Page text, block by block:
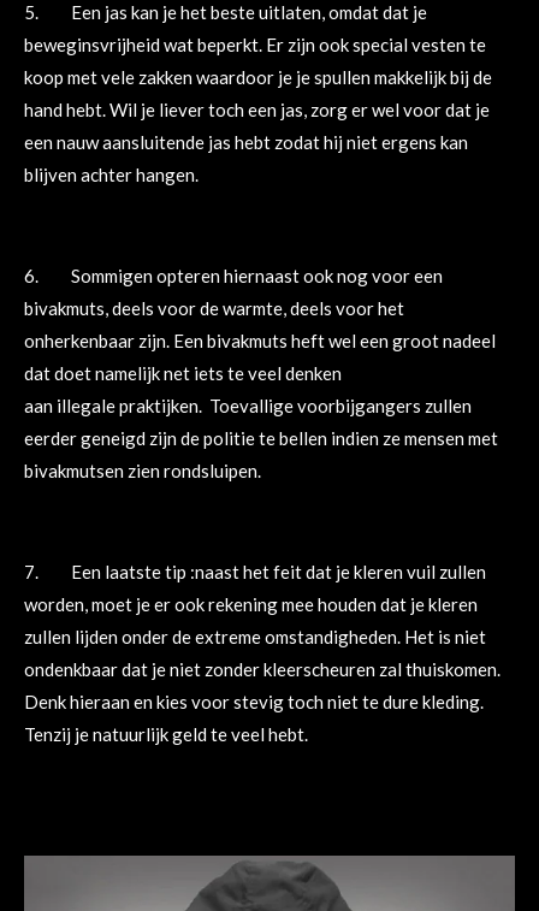
5. Een jas kan je het beste uitlaten, omdat dat je
beweginsvrijheid wat beperkt. Er zijn ook special vesten te
koop met vele zakken waardoor je je spullen makkelijk bij de
hand hebt. Wil je liever toch een jas, zorg er wel voor dat je
een nauw aansluitende jas hebt zodat hij niet ergens kan
blijven achter hangen.
6. Sommigen opteren hiernaast ook nog voor een
bivakmuts, deels voor de warmte, deels voor het
onherkenbaar zijn. Een bivakmuts heft wel een groot nadeel
dat doet namelijk net iets te veel denken
aan illegale praktijken. Toevallige voorbijgangers zullen
eerder geneigd zijn de politie te bellen indien ze mensen met
bivakmutsen zien rondsluipen.
7. Een laatste tip :naast het feit dat je kleren vuil zullen
worden, moet je er ook rekening mee houden dat je kleren
zullen lijden onder de extreme omstandigheden. Het is niet
ondenkbaar dat je niet zonder kleerscheuren zal thuiskomen.
Denk hieraan en kies voor stevig toch niet te dure kleding.
Tenzij je natuurlijk geld te veel hebt.